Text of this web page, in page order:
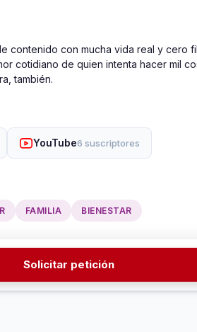
contenido con mucha vida real y cero
cotidiano de quien intenta hacer mil
también.
YouTube6 suscriptores
FAMILIA BIENESTAR
Solicitar petición